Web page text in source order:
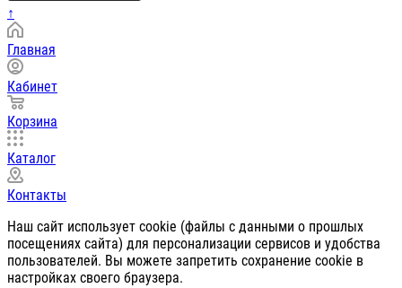
↑
Главная
Кабинет
Корзина
Каталог
Контакты
Наш сайт использует cookie (файлы с данными о прошлых
посещениях сайта) для персонализации сервисов и удобства
пользователей. Вы можете запретить сохранение cookie в
настройках своего браузера.